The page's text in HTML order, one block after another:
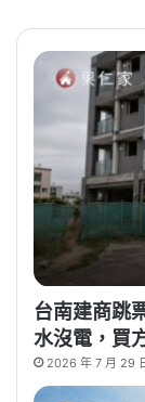
台南建商跳
水沒電，買
2026 年 7 月 29